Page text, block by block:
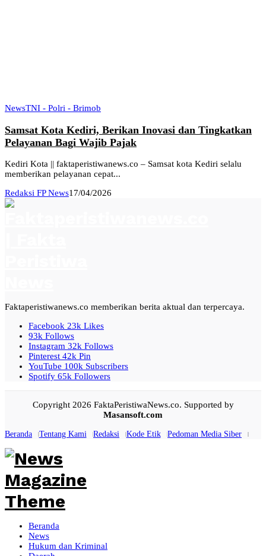
NewsTNI - Polri - Brimob
Samsat Kota Kediri, Berikan Inovasi dan Tingkatkan
Pelayanan Bagi Wajib Pajak
Kediri Kota || faktaperistiwanews.co – Samsat kota Kediri selalu
memberikan pelayanan cepat...
Redaksi FP News17/04/2026
Faktaperistiwanews.co memberikan berita aktual dan terpercaya.
Facebook 23k Likes
93k Follows
Instagram 32k Follows
Pinterest 42k Pin
YouTube 100k Subscribers
Spotify 65k Followers
Copyright 2026 FaktaPeristiwaNews.co. Supported by
Masansoft.com
Beranda Tentang Kami Redaksi Kode Etik Pedoman Media Siber
Beranda
News
Hukum dan Kriminal